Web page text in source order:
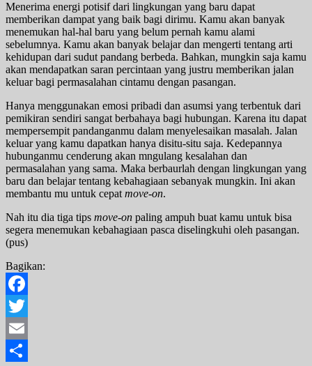
Menerima energi potisif dari lingkungan yang baru dapat
memberikan dampat yang baik bagi dirimu. Kamu akan banyak
menemukan hal-hal baru yang belum pernah kamu alami
sebelumnya. Kamu akan banyak belajar dan mengerti tentang arti
kehidupan dari sudut pandang berbeda. Bahkan, mungkin saja kamu
akan mendapatkan saran percintaan yang justru memberikan jalan
keluar bagi permasalahan cintamu dengan pasangan.
Hanya menggunakan emosi pribadi dan asumsi yang terbentuk dari
pemikiran sendiri sangat berbahaya bagi hubungan. Karena itu dapat
mempersempit pandanganmu dalam menyelesaikan masalah. Jalan
keluar yang kamu dapatkan hanya disitu-situ saja. Kedepannya
hubunganmu cenderung akan mngulang kesalahan dan
permasalahan yang sama. Maka berbaurlah dengan lingkungan yang
baru dan belajar tentang kebahagiaan sebanyak mungkin. Ini akan
membantu mu untuk cepat move-on.
Nah itu dia tiga tips move-on paling ampuh buat kamu untuk bisa
segera menemukan kebahagiaan pasca diselingkuhi oleh pasangan.
(pus)
Bagikan:
Facebook
Twitter
Email